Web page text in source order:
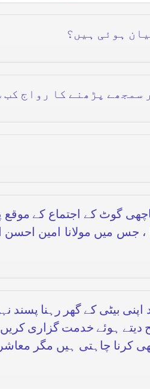
ہوئی ہیں؟
پڑھنے کا رواج کب
گوٹ کے اجتماع کے
، جس میں مولانا امین
بیٹی کے گھر رہنا پسند
دیتے ہوئے خدمت گزاری
کرنا چاہتی ہیں مگر